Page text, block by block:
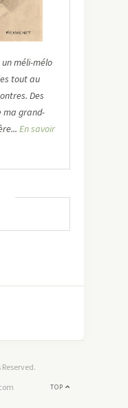
méli-mélo
tout au
Des
ma grand-
En savoir
TOP